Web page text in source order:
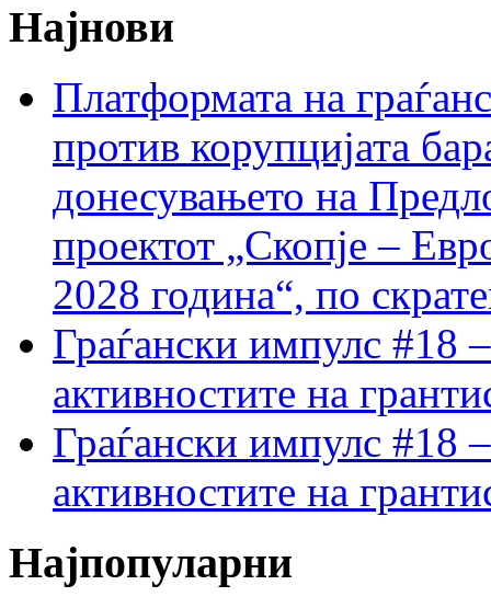
Најнови
Платформата на
против корупцијата
донесувањето на
проектот „Скопје –
2028 година“, по
Граѓански импулс #18
активностите на
Граѓански импулс #18
активностите на
Најпопуларни